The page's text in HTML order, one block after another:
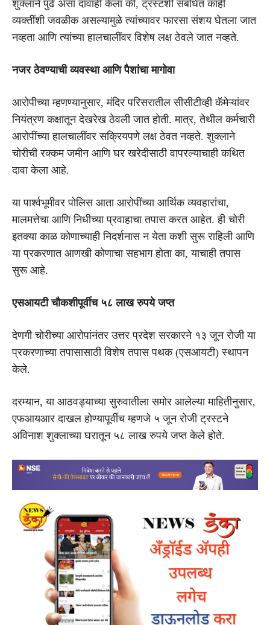
शुक्लाने पुढे असा दावाही केला की, ट्रस्टशी संबंधित काही
व्यक्तींशी जवळीक असल्यामुळे त्यांच्यावर फारसा संशय घेतला जात
नव्हता आणि त्यांच्या हालचालींवर विशेष लक्ष ठेवले जात नव्हते.
नजर ठेवण्याची व्यवस्था आणि पैशांचा मागोवा
आरोपीच्या म्हणण्यानुसार, मंदिर परिसरातील सीसीटीव्ही कॅमेऱ्यांवर
नियंत्रण कक्षातून देखरेख ठेवली जात होती. मात्र, तेथील कर्मचारी
आरोपींच्या हालचालींवर सक्रियपणे लक्ष ठेवत नव्हते. शुक्लाने
चोरीची रक्कम जमीन आणि घर खरेदीसाठी वापरल्याचाही कथित
दावा केला आहे.
या पार्श्वभूमीवर पोलिस आता आरोपींच्या आर्थिक व्यवहारांचा,
मालमत्तेचा आणि निधीच्या प्रवाहाचा तपास करत आहेत. ही चोरी
इतक्या काळ कोणाच्याही निदर्शनास न येता कशी सुरू राहिली आणि
या प्रकरणात आणखी कोणाचा सहभाग होता का, याचाही तपास
सुरू आहे.
एसआयटी चौकशीपूर्वीच ५८ लाख रुपये जप्त
देणगी चोरीच्या आरोपांनंतर उत्तर प्रदेश सरकारने १३ जून रोजी या
प्रकरणाच्या तपासासाठी विशेष तपास पथक (एसआयटी) स्थापन
केले.
दरम्यान, या आठवड्याच्या सुरुवातीला समोर आलेल्या माहितीनुसार,
एफआयआर दाखल होण्यापूर्वीच म्हणजे ५ जून रोजी ट्रस्टने
अविनाश शुक्लाच्या घरातून ५८ लाख रुपये जप्त केले होते.